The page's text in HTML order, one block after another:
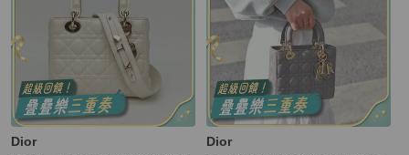
Dior Dior